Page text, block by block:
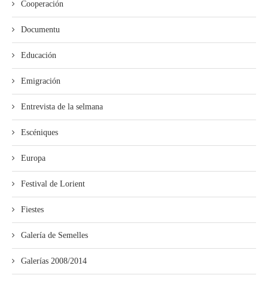
Cooperación
Documentu
Educación
Emigración
Entrevista de la selmana
Escéniques
Europa
Festival de Lorient
Fiestes
Galería de Semelles
Galerías 2008/2014